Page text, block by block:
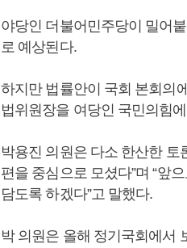
야당인 더불어민주당이 밀어
로 예상된다.
하지만 법률안이 국회 본회의
법위원장을 여당인 국민의힘
박용진 의원은 다소 한산한 토
편을 중심으로 모셨다”며 “앞
담도록 하겠다”고 말했다.
박 의원은 올해 정기국회에서